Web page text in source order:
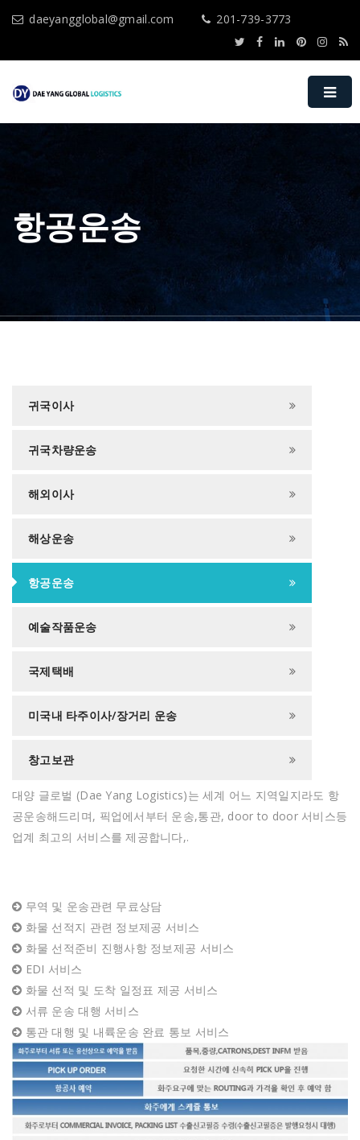
daeyangglobal@gmail.com 201-739-3773
항공운송
귀국이사
귀국차량운송
해외이사
해상운송
항공운송
예술작품운송
국제택배
미국내 타주이사/장거리 운송
창고보관
대양 글로벌 (Dae Yang Logistics)는 세계 어느 지역일지라도 항
공운송해드리며, 픽업에서부터 운송,통관, door to door 서비스등
업계 최고의 서비스를 제공합니다,.
무역 및 운송관련 무료상담
화물 선적지 관련 정보제공 서비스
화물 선적준비 진행사항 정보제공 서비스
EDI 서비스
화물 선적 및 도착 일정표 제공 서비스
서류 운송 대행 서비스
통관 대행 및 내륙운송 완료 통보 서비스